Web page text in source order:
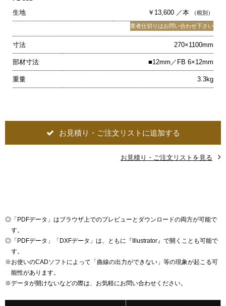
生地 ￥13,600 ／本 （税別）
業者仕切りはお問い合わせ下さい
寸法 270×1100mm
部材寸法 ■12mm／FB 6×12mm
重量 3.3kg
お見積り・ご注文リストに追加する
お見積り・ご注文リストを見る
◎ 「PDFデータ」はブラウザ上でのプレビューとダウンロードの両方が可能で
す。
◎ 「PDFデータ」「DXFデータ」は、ともに『Illustrator』で開くことも可能で
す。
※お使いのCADソフトによって「曲線の出力ができない」等の現象が起こる可
能性があります。
※データが開けないなどの際は、お気軽にお問い合わせください。